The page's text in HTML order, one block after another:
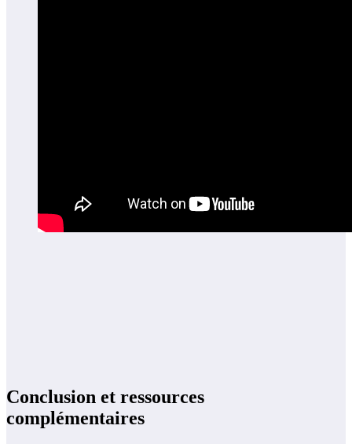
Conclusion et ressources
complémentaires